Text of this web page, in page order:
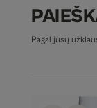
Pagal jūsų